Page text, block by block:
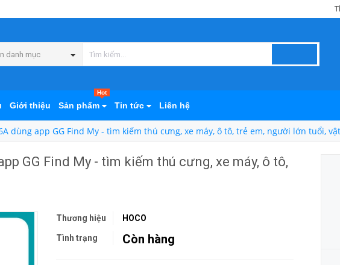
danh mục
Giới thiệu Sản phẩm
Hot
Tin tức Liên hệ
dùng app GG Find My - tìm kiếm thú cưng, xe máy, ô tô, trẻ em, người lớn tuổi,
GG Find My - tìm kiếm thú cưng, xe máy, ô tô,
Thương hiệu HOCO
Tình trạng Còn hàng